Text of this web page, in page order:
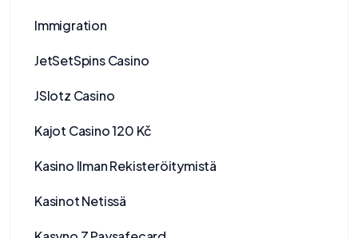
Immigration
JetSetSpins Casino
JSlotz Casino
Kajot Casino 120 Kč
Kasino Ilman Rekisteröitymistä
Kasinot Netissä